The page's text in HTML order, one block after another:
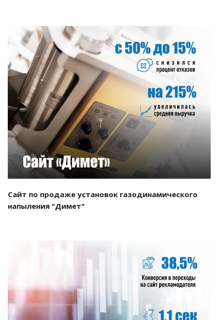
Смотреть проект
Сайт по продаже установок газодинамического
напыления "Димет"